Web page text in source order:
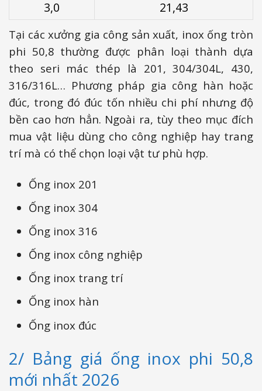
3,0
21,43
Tại các xưởng gia công sản xuất, inox ống tròn
phi 50,8 thường được phân loại thành dựa
theo seri mác thép là 201, 304/304L, 430,
316/316L… Phương pháp gia công hàn hoặc
đúc, trong đó đúc tốn nhiều chi phí nhưng độ
bền cao hơn hẳn. Ngoài ra, tùy theo mục đích
mua vật liệu dùng cho công nghiệp hay trang
trí mà có thể chọn loại vật tư phù hợp.
Ống inox 201
Ống inox 304
Ống inox 316
Ống inox công nghiệp
Ống inox trang trí
Ống inox hàn
Ống inox đúc
2/ Bảng giá ống inox phi 50,8
mới nhất 2026